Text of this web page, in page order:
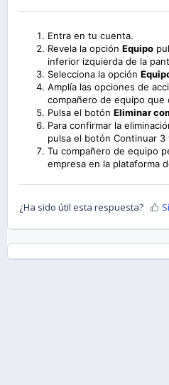
Entra en tu cuenta.
Revela la opción Equipo
inferior izquierda de la
Selecciona la opción
Amplía las opciones de
compañero de equipo que
Pulsa el botón Eliminar
Para confirmar la
pulsa el botón Continuar 3
Tu compañero de equipo
empresa en la plataforma
¿Ha sido útil esta respuesta? Sí